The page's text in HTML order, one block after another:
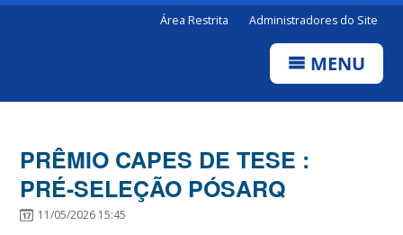
Área Restrita Administradores do Site
MENU
PRÊMIO CAPES DE TESE :
PRÉ-SELEÇÃO PÓSARQ
11/05/2026 15:45